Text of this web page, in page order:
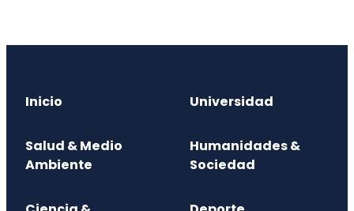
Inicio Universidad
Salud & Medio
Ambiente
Humanidades &
Sociedad